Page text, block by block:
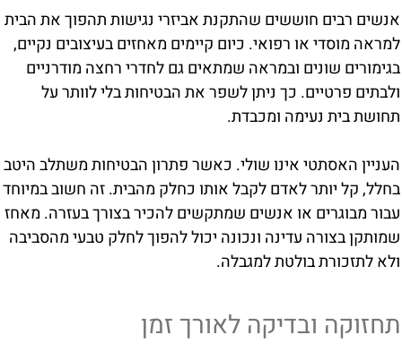
אנשים רבים חוששים שהתקנת אביזרי נגישות תהפוך את הבית
למראה מוסדי או רפואי. כיום קיימים מאחזים בעיצובים נקיים,
בגימורים שונים ובמראה שמתאים גם לחדרי רחצה מודרניים
ולבתים פרטיים. כך ניתן לשפר את הבטיחות בלי לוותר על
תחושת בית נעימה ומכבדת.
העניין האסתטי אינו שולי. כאשר פתרון הבטיחות משתלב היטב
בחלל, קל יותר לאדם לקבל אותו כחלק מהבית. זה חשוב במיוחד
עבור מבוגרים או אנשים שמתקשים להכיר בצורך בעזרה. מאחז
שמותקן בצורה עדינה ונכונה יכול להפוך לחלק טבעי מהסביבה
ולא לתזכורת בולטת למגבלה.
תחזוקה ובדיקה לאורך זמן